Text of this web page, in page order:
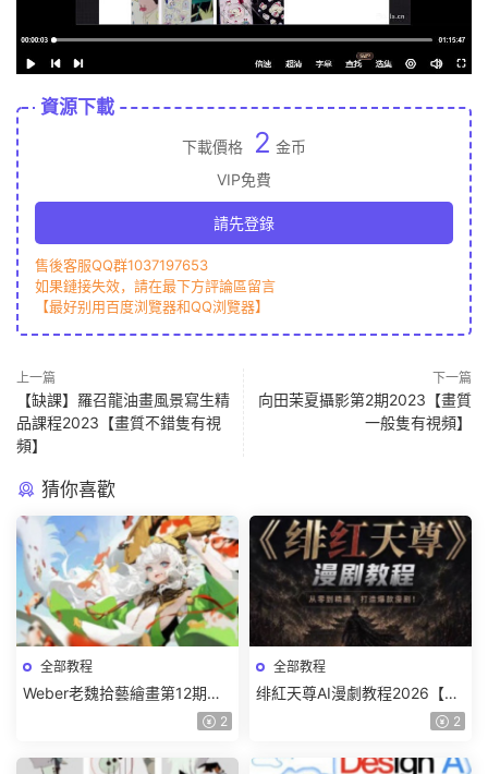
資源下載
下載價格 2 金币
VIP免費
請先登錄
售後客服QQ群1037197653
如果鏈接失效，請在最下方評論區留言
【最好别用百度浏覽器和QQ浏覽器】
上一篇
【缺課】羅召龍油畫風景寫生精
品課程2023【畫質不錯隻有視
頻】
下一篇
向田茉夏攝影第2期2023【畫質
一般隻有視頻】
猜你喜歡
全部教程
Weber老魏拾藝繪畫第12期角
色特訓班【畫質不錯隻有視
2
全部教程
绯紅天尊AI漫劇教程2026【畫
2